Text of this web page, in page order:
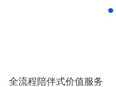
全流程陪伴式价值服务